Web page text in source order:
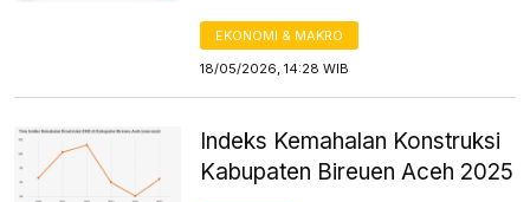
EKONOMI & MAKRO
18/05/2026, 14:28 WIB
Indeks Kemahalan Konstruksi
Kabupaten Bireuen Aceh 2025